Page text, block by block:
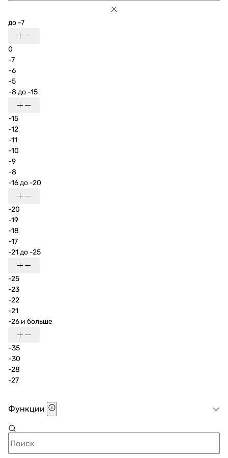
до -7
0
-7
-6
-5
-8 до -15
-15
-12
-11
-10
-9
-8
-16 до -20
-20
-19
-18
-17
-21 до -25
-25
-23
-22
-21
-26 и больше
-35
-30
-28
-27
Функции